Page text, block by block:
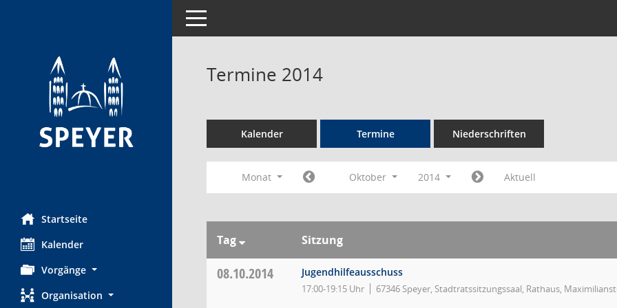
Startseite
Kalender
Vorgänge
Organisation
Toggle navigation
Termine 2014
Kalender Termine Niederschriften
Monat Oktober 2014 Aktuell
Tag Sitzung
08.10.2014 Jugendhilfeausschuss
17:00-19:15 Uhr 67346 Speyer, Stadtratssitzungssaal, Rathaus,